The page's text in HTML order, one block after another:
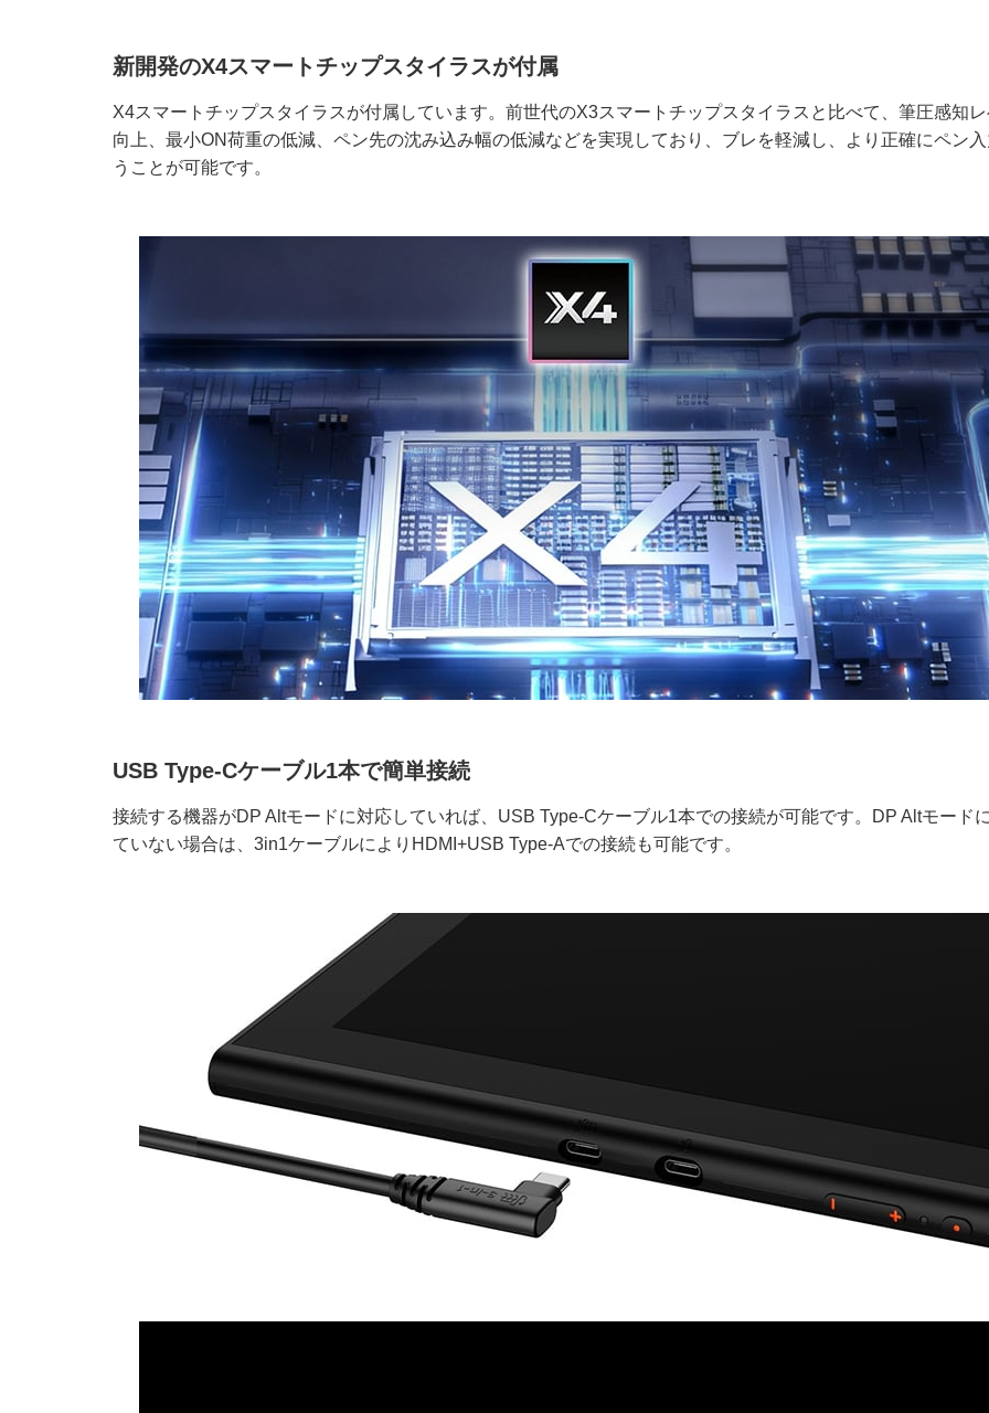
新開発のX4スマートチップスタイラスが付属
X4スマートチップスタイラスが付属しています。前世代のX3スマートチップスタイラスと比べて、筆圧感知
向上、最小ON荷重の低減、ペン先の沈み込み幅の低減などを実現しており、ブレを軽減し、より正確にペン
うことが可能です。
USB Type-Cケーブル1本で簡単接続
接続する機器がDP Altモードに対応していれば、USB Type-Cケーブル1本での接続が可能です。DP Altモード
ていない場合は、3in1ケーブルによりHDMI+USB Type-Aでの接続も可能です。